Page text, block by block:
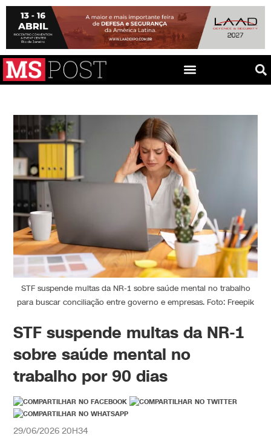
STF suspende multas da NR-1 sobre saúde mental no trabalho
para buscar conciliação entre governo e empresas. Foto: Freepik
STF suspende multas da NR-1
sobre saúde mental no
trabalho por 90 dias
29/06/2026 20H34